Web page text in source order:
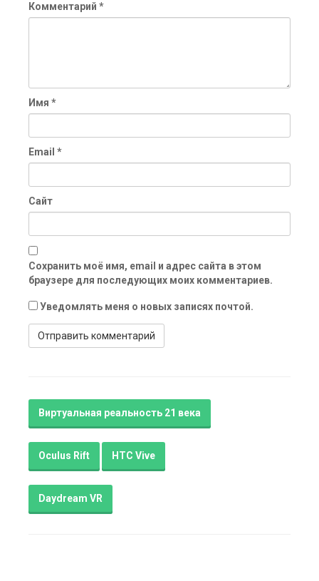
Комментарий *
Имя *
Email *
Сайт
Сохранить моё имя, email и адрес сайта в этом
браузере для последующих моих комментариев.
Уведомлять меня о новых записях почтой.
Виртуальная реальность 21 века
Oculus Rift HTC Vive
Daydream VR